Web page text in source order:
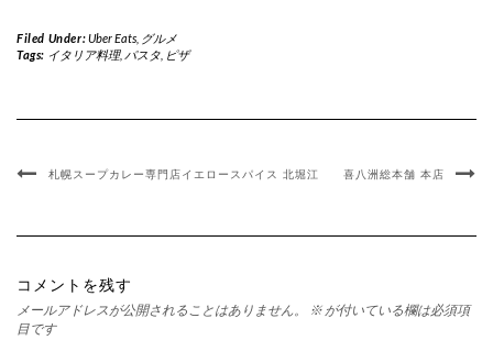
Filed Under:Uber Eats, グルメ
Tags: イタリア料理, パスタ, ピザ
札幌スープカレー専門店イエロースパイス 北堀江 喜八洲総本舗 本店
コメントを残す
メールアドレスが公開されることはありません。 ※ が付いている欄は必須項
目です